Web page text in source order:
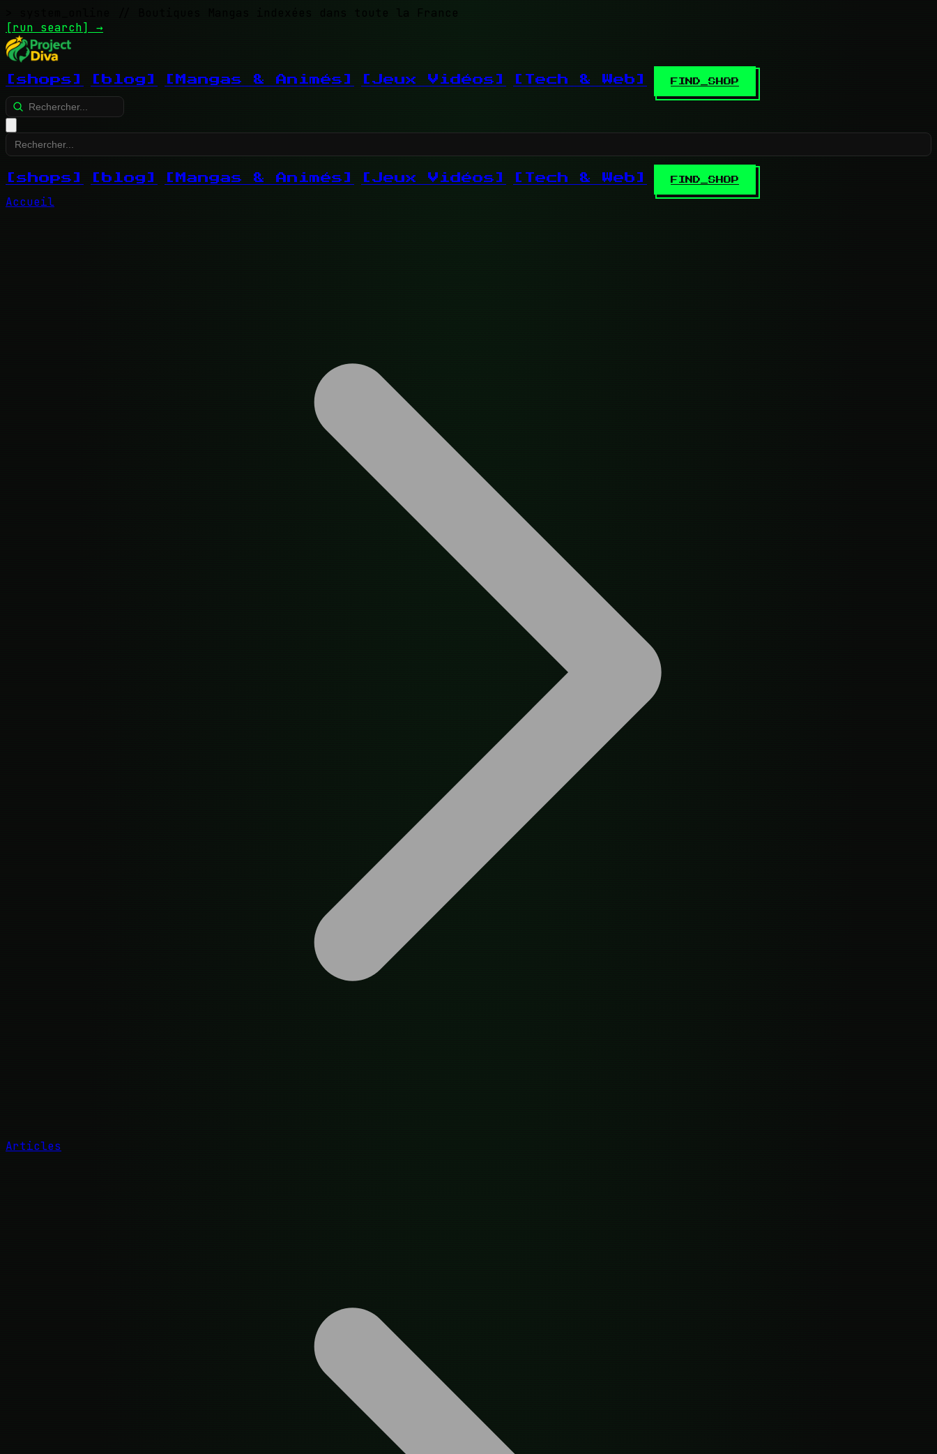
// Boutiques Mangas indexées dans toute la France
[run search] →
[shops] [blog] [Mangas & Animés] [Jeux Vidéos] [Tech & Web] FIND_SHOP
[shops] [blog] [Mangas & Animés] [Jeux Vidéos] [Tech & Web] FIND_SHOP
Accueil
Articles